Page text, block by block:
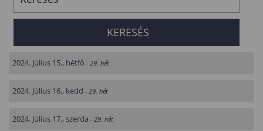
2024. Július 15., hétfő - 29. hét
2024. Július 16., kedd - 29. hét
2024. Július 17., szerda - 29. hét